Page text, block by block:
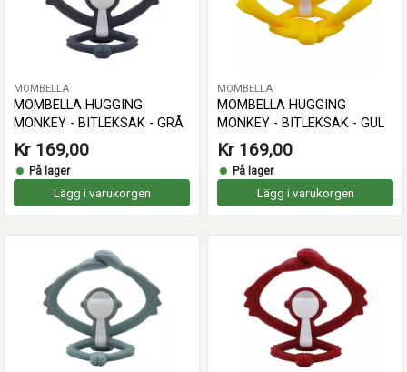
MOMBELLA
MOMBELLA HUGGING
MONKEY - BITLEKSAK - GRÅ
Kr 169,00
På lager
Lägg i varukorgen
MOMBELLA
MOMBELLA HUGGING
MONKEY - BITLEKSAK - GUL
Kr 169,00
På lager
Lägg i varukorgen